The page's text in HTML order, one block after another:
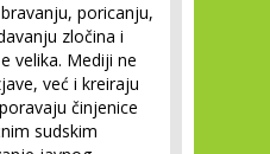
poricanju,
zločina i
velika. Mediji ne
već i kreiraju
činjenice
sudskim